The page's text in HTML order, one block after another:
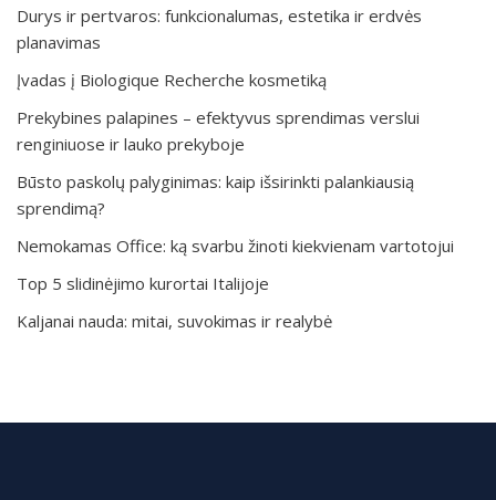
Durys ir pertvaros: funkcionalumas, estetika ir erdvės
planavimas
Įvadas į Biologique Recherche kosmetiką
Prekybines palapines – efektyvus sprendimas verslui
renginiuose ir lauko prekyboje
Būsto paskolų palyginimas: kaip išsirinkti palankiausią
sprendimą?
Nemokamas Office: ką svarbu žinoti kiekvienam vartotojui
Top 5 slidinėjimo kurortai Italijoje
Kaljanai nauda: mitai, suvokimas ir realybė